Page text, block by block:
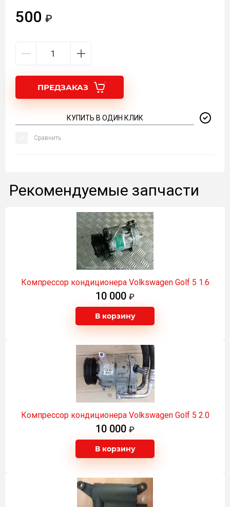
500
ПРЕДЗАКАЗ
КУПИТЬ В ОДИН КЛИК
Сравнить
Рекомендуемые запчасти
Компрессор кондиционера Volkswagen Golf 5 1.6
10 000
В корзину
Компрессор кондиционера Volkswagen Golf 5 2.0
10 000
В корзину